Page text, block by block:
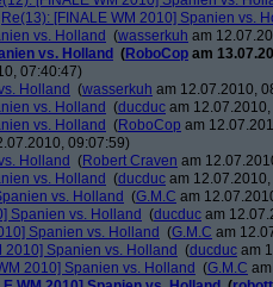
Re(13): [FINALE WM 2010] Spanien vs.
vs. Holland (wasserkuh am
vs. Holland (RoboCop am
07:40:47)
Holland (wasserkuh am 12.07.2010,
vs. Holland (ducduc am
vs. Holland (RoboCop am
09:07:59)
Holland (Robert Craven am
vs. Holland (ducduc am
vs. Holland (G.M.C am
Spanien vs. Holland (ducduc am
Spanien vs. Holland (G.M.C am
2010] Spanien vs. Holland (ducduc am
2010] Spanien vs. Holland (G.M.C